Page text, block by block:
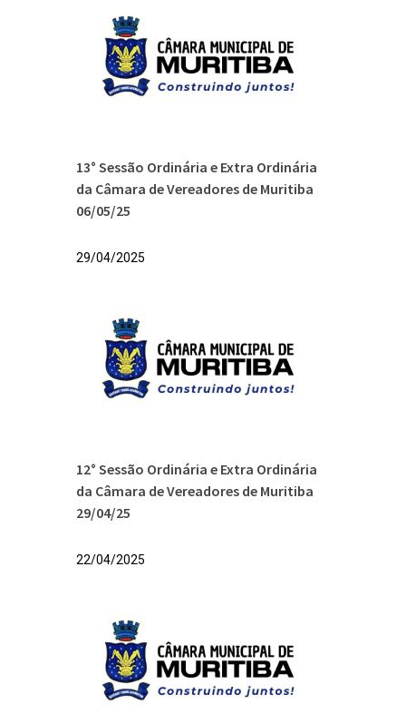
13° Sessão Ordinária e Extra Ordinária
da Câmara de Vereadores de Muritiba
06/05/25
29/04/2025
12° Sessão Ordinária e Extra Ordinária
da Câmara de Vereadores de Muritiba
29/04/25
22/04/2025